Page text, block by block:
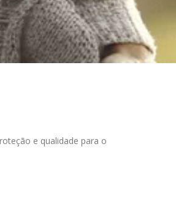
e qualidade para o